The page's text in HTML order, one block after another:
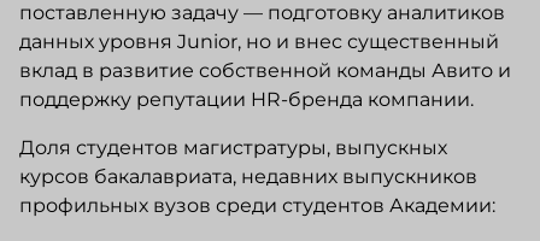
поставленную задачу — подготовку аналитиков
данных уровня Junior, но и внес существенный
вклад в развитие собственной команды Авито и
поддержку репутации HR-бренда компании.
Доля студентов магистратуры, выпускных
курсов бакалавриата, недавних выпускников
профильных вузов среди студентов Академии: